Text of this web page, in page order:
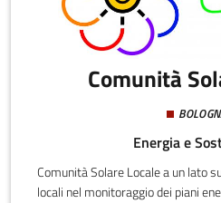
Comunità
Energia e
Comunità Solare Locale a un lato
locali nel monitoraggio dei piani